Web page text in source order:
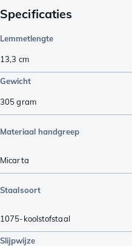
Specificaties
Lemmetlengte
13,3 cm
Gewicht
305gram
Materiaal handgreep
Micarta
Staalsoort
1075-koolstofstaal
Slijpwijze